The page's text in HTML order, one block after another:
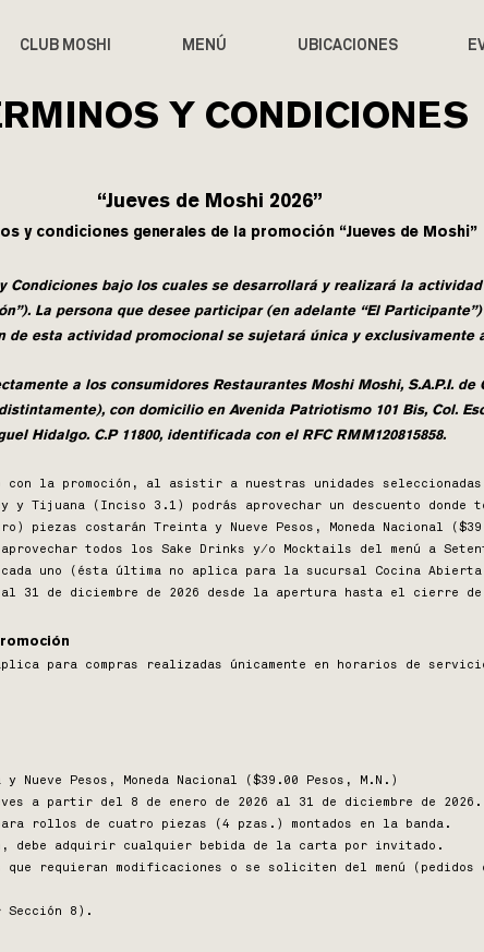
CLUB MOSHI MENÚ UBICACIONES
Y CONDICIONES
“Jueves de Moshi 2026”
y condiciones generales de la promoción “Jueves de Moshi”
Condiciones bajo los cuales se desarrollará y realizará la actividad
La persona que desee participar (en adelante “El
de esta actividad promocional se sujetará única y exclusivamente
a los consumidores Restaurantes Moshi Moshi, S.A.P.I. de
con domicilio en Avenida Patriotismo 101 Bis, Col.
Hidalgo. C.P 11800, identificada con el RFC RMM120815858.
la promoción, al asistir a nuestras unidades seleccionadas
y Tijuana (Inciso 3.1) podrás aprovechar un descuento
piezas costarán Treinta y Nueve Pesos, Moneda Nacional
todos los Sake Drinks y/o Mocktails del menú a
uno (ésta última no aplica para la sucursal Cocina Abierta
31 de diciembre de 2026 desde la apertura hasta el cierre
para compras realizadas únicamente en horarios de
Nueve Pesos, Moneda Nacional ($39.00 Pesos, M.N.)
a partir del 8 de enero de 2026 al 31 de diciembre de 2026.
rollos de cuatro piezas (4 pzas.) montados en la banda.
debe adquirir cualquier bebida de la carta por invitado.
que requieran modificaciones o se soliciten del menú (pedidos
Sección 8).